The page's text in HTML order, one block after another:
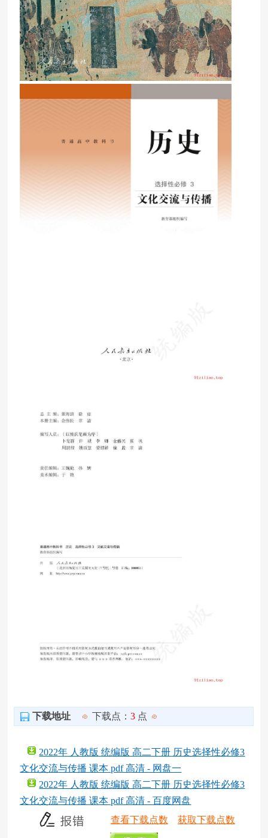
下载地址 下载点：3 点
2022年 人教版 统编版 高二下册 历史选择性必修3
文化交流与传播 课本 pdf 高清 - 网盘一
2022年 人教版 统编版 高二下册 历史选择性必修3
文化交流与传播 课本 pdf 高清 - 百度网盘
查看下载点数
获取下载点数